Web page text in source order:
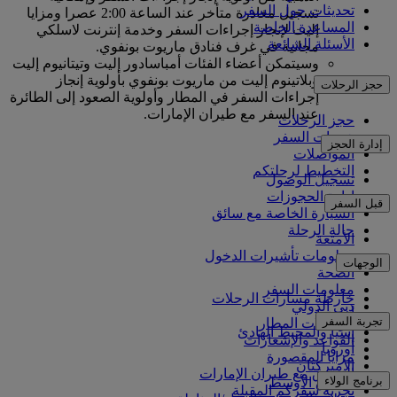
تسجيل مغادرة متأخر عند الساعة 2:00 عصرا ومزايا
إليت لإنجاز إجراءات السفر وخدمة إنترنت لاسلكي
مجانية في غرف فنادق ماريوت بونفوي.
وسيتمكن أعضاء الفئات أمباسادور إليت وتيتانيوم إليت
وبلاتينوم إليت من ماريوت بونفوي بأولوية إنجاز
إجراءات السفر في المطار وأولوية الصعود إلى الطائرة
عند السفر مع طيران الإمارات.
تحديثات حول السفر
المساعدة الخاصة
الأسئلة الشائعة
حجز الرحلات
حجز الرحلات
خدمات السفر
المواصلات
التخطيط لرحلتكم
إدارة الحجز
تسجيل الوصول
إدارة الحجوزات
السيارة الخاصة مع سائق
حالة الرحلة
قبل السفر
الأمتعة
معلومات تأشيرات الدخول
الصحة
معلومات السفر
دبي الدولي
مواصلات المطار
القواعد والإشعارات
الوجهات
خارطة مسارات الرحلات
أفريقيا
آسيا والمحيط الهادئ
أوروبا
الأميركتان
الشرق الأوسط
تجربة السفر
مزايا المقصورة
التسوق مع طيران الإمارات
تجربة سفركم المقبلة
برنامج الولاء